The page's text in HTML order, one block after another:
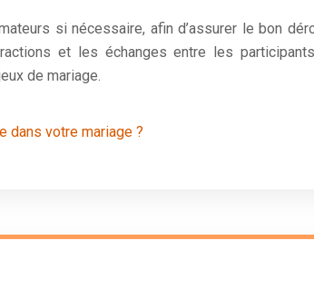
si nécessaire, afin d’assurer le bon
et les échanges entre les
de mariage.
dans votre mariage ?